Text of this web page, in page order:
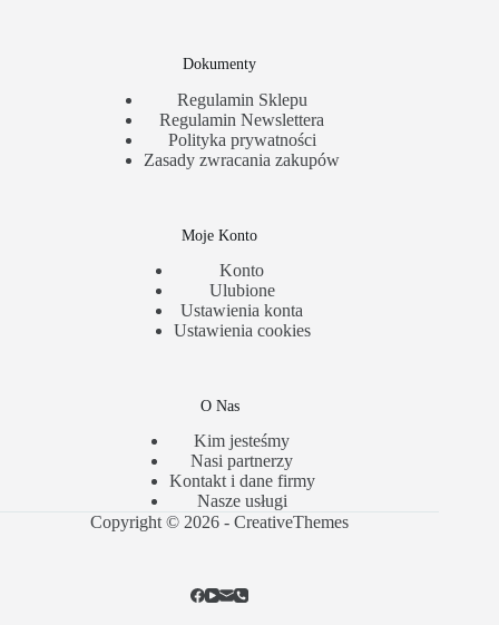
Dokumenty
Regulamin Sklepu
Regulamin Newslettera
Polityka prywatności
Zasady zwracania zakupów
Moje Konto
Konto
Ulubione
Ustawienia konta
Ustawienia cookies
O Nas
Kim jesteśmy
Nasi partnerzy
Kontakt i dane firmy
Nasze usługi
Copyright © 2026 -CreativeThemes